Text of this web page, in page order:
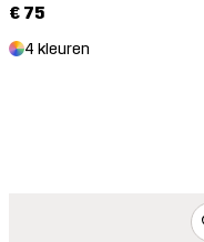
€ 75
4 kleuren